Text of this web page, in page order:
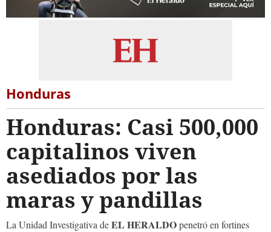
Honduras
Honduras: Casi 500,000
capitalinos viven
asediados por las
maras y pandillas
La Unidad Investigativa deEL HERALDOpenetró en fortines